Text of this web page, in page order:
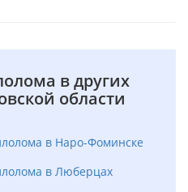
в других
области
в Наро-Фоминске
в Люберцах